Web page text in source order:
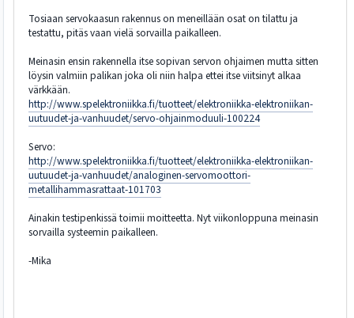
Tosiaan servokaasun rakennus on meneillään osat on tilattu ja
testattu, pitäs vaan vielä sorvailla paikalleen.
Meinasin ensin rakennella itse sopivan servon ohjaimen mutta sitten
löysin valmiin palikan joka oli niin halpa ettei itse viitsinyt alkaa
värkkään.
http://www.spelektroniikka.fi/tuotteet/elektroniikka-elektroniikan-
uutuudet-ja-vanhuudet/servo-ohjainmoduuli-100224
Servo:
http://www.spelektroniikka.fi/tuotteet/elektroniikka-elektroniikan-
uutuudet-ja-vanhuudet/analoginen-servomoottori-
metallihammasrattaat-101703
Ainakin testipenkissä toimii moitteetta. Nyt viikonloppuna meinasin
sorvailla systeemin paikalleen.
-Mika